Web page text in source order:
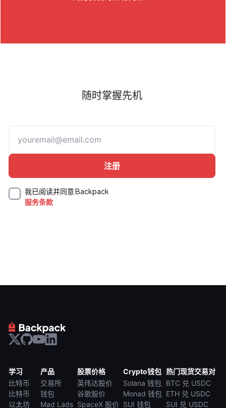
随时掌握先机
我已阅读并同意 Backpack
服务条款
学习
比特币
比特币
以太坊
产品
交易所
钱包
Mad Lads
股票价格
英伟达股价
谷歌股价
SpaceX 股价
Crypto钱包
Solana 钱包
Monad 钱包
SUI 钱包
热门现货交易对
BTC 兑 USDC
ETH 兑 USDC
SUI 兑 USDC